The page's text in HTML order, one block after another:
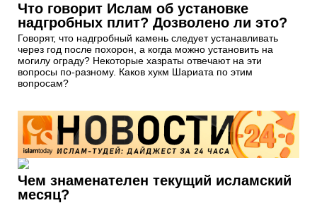
Что говорит Ислам об установке
надгробных плит? Дозволено ли это?
Говорят, что надгробный камень следует устанавливать
через год после похорон, а когда можно установить на
могилу ограду? Некоторые хазраты отвечают на эти
вопросы по-разному. Каков хукм Шариата по этим
вопросам?
Чем знаменателен текущий исламский
месяц?